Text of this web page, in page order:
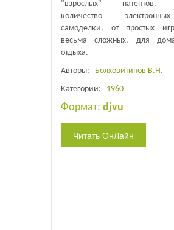
"взрослых" патентов.
количество
самоделки, от простых
весьма сложных, для
отдыха.
Авторы: Болховитинов В.Н.
Категории: 1960
Формат: djvu